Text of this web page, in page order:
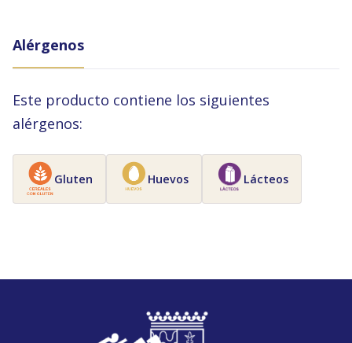
Alérgenos
Este producto contiene los siguientes
alérgenos:
Gluten Huevos Lácteos